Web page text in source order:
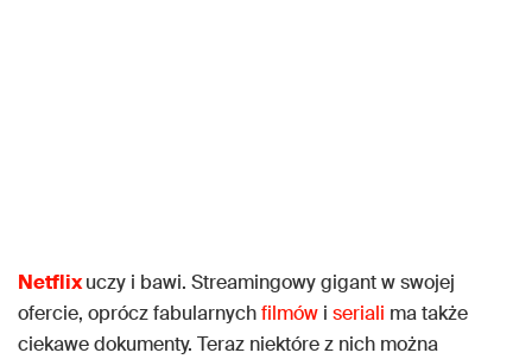
Netflixuczy i bawi. Streamingowy gigant w swojej
ofercie, oprócz fabularnychfilmów i seriali ma także
ciekawe dokumenty. Teraz niektóre z nich można